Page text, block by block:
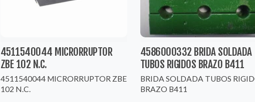
4511540044 MICRORRUPTOR
ZBE 102 N.C.
4511540044 MICRORRUPTOR ZBE
102 N.C.
4586000332 BRIDA SOLDADA
TUBOS RIGIDOS BRAZO B411
BRIDA SOLDADA TUBOS
BRAZO B411